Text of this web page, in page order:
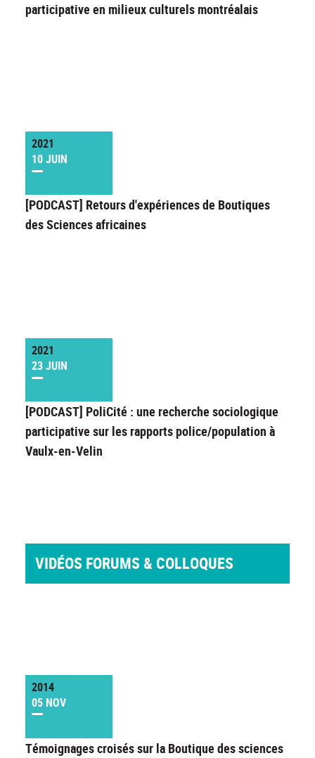
participative en milieux culturels montréalais
2021
10 JUIN
[PODCAST] Retours d'expériences de Boutiques
des Sciences africaines
2021
23 JUIN
[PODCAST] PoliCité : une recherche sociologique
participative sur les rapports police/population à
Vaulx-en-Velin
VIDÉOS FORUMS & COLLOQUES
2014
05 NOV
Témoignages croisés sur la Boutique des sciences